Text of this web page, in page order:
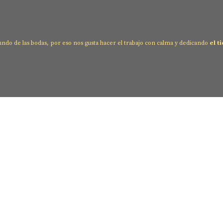
de las bodas, por eso nos gusta hacer el trabajo con calma y dedicando el